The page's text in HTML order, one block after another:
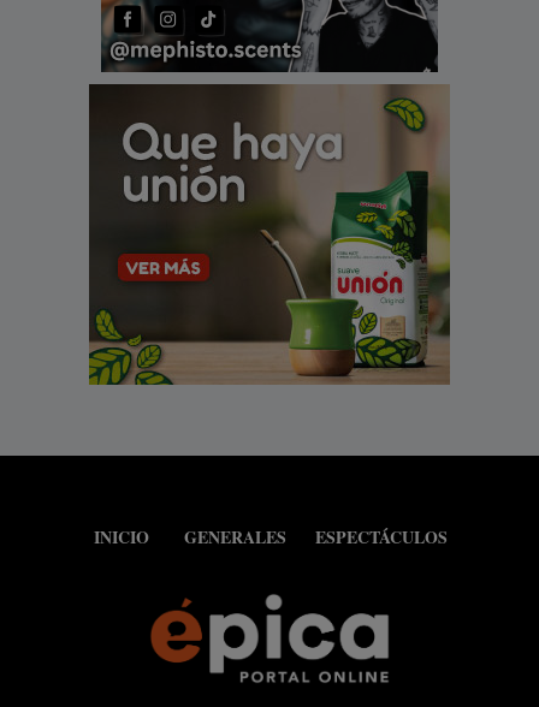
INICIO GENERALES ESPECTÁCULOS